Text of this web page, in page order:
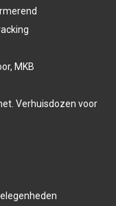
MKB
Verhuisdozen voor